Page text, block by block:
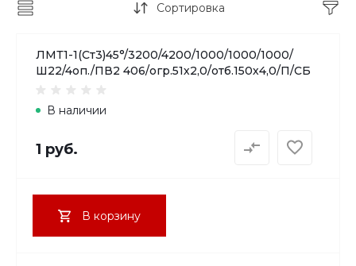
Сортировка
ЛМТ1-1(Ст3)45°/3200/4200/1000/1000/1000/
Ш22/4оп./ПВ2 406/огр.51х2,0/отб.150х4,0/П/СБ
В наличии
1 руб.
В корзину